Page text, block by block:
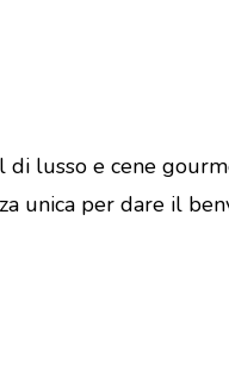
di lusso e cene
unica per dare il